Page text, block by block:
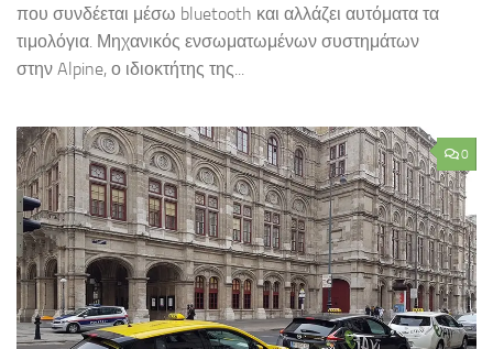
που συνδέεται μέσω bluetooth και αλλάζει αυτόματα τα
τιμολόγια. Μηχανικός ενσωματωμένων συστημάτων
στην Alpine, ο ιδιοκτήτης της...
0